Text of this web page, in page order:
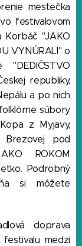
mestečka
festivalovom
Korbáč "JAKO
VYNÚRALI" o
republiky,
a po nich
súbory
z Myjavy,
pod
ROKOM
Podrobný
si môžete
doprava
medzi